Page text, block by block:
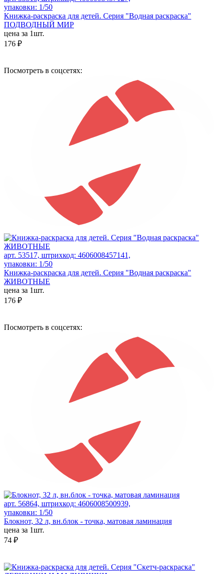
упаковки: 1/50
Книжка-раскраска для детей. Серия "Водная раскраска"
ПОДВОДНЫЙ МИР
цена за 1шт.
176 ₽
Посмотреть в соцсетях:
арт. 53517, штрихкод: 4606008457141,
упаковки: 1/50
Книжка-раскраска для детей. Серия "Водная раскраска"
ЖИВОТНЫЕ
цена за 1шт.
176 ₽
Посмотреть в соцсетях:
арт. 56864, штрихкод: 4606008500939,
упаковки: 1/50
Блокнот, 32 л, вн.блок - точка, матовая ламинация
цена за 1шт.
74 ₽